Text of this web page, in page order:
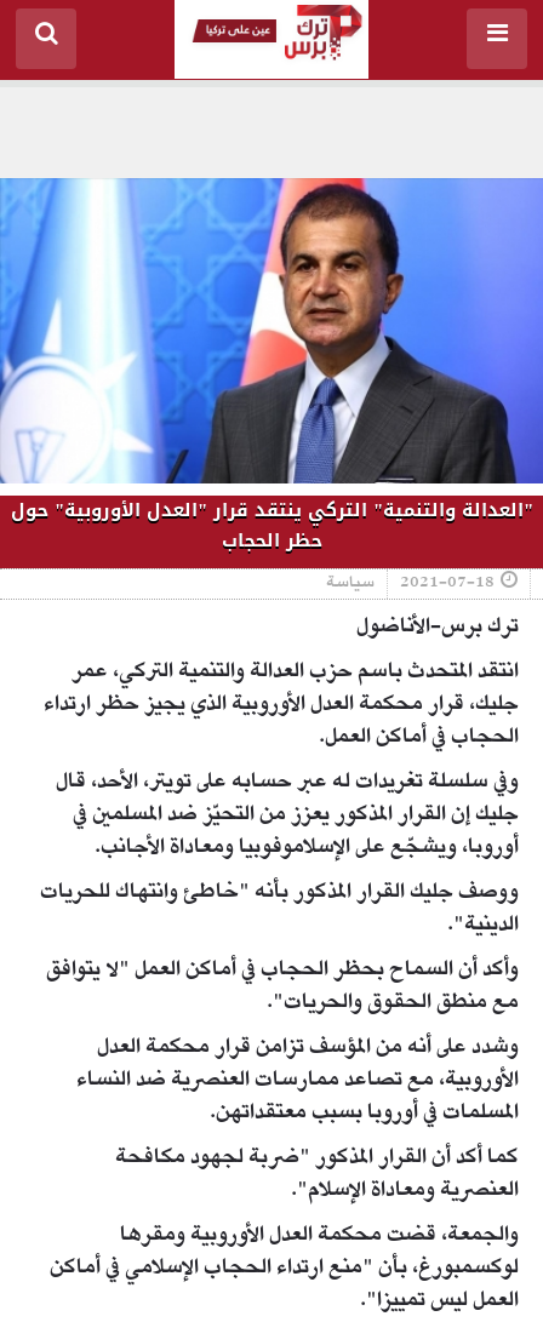
"العدالة والتنمية" التركي ينتقد قرار "العدل الأوروبية" حول
حظر الحجاب
2021-07-18 سياسة
ترك برس-الأناضول
انتقد المتحدث باسم حزب العدالة والتنمية التركي، عمر
جليك، قرار محكمة العدل الأوروبية الذي يجيز حظر ارتداء
الحجاب في أماكن العمل.
وفي سلسلة تغريدات له عبر حسابه على تويتر، الأحد، قال
جليك إن القرار المذكور يعزز من التحيّز ضد المسلمين في
أوروبا، ويشجّع على الإسلاموفوبيا ومعاداة الأجانب.
ووصف جليك القرار المذكور بأنه "خاطئ وانتهاك للحريات
الدينية".
وأكد أن السماح بحظر الحجاب في أماكن العمل "لا يتوافق
مع منطق الحقوق والحريات".
وشدد على أنه من المؤسف تزامن قرار محكمة العدل
الأوروبية، مع تصاعد ممارسات العنصرية ضد النساء
المسلمات في أوروبا بسبب معتقداتهن.
كما أكد أن القرار المذكور "ضربة لجهود مكافحة
العنصرية ومعاداة الإسلام".
والجمعة، قضت محكمة العدل الأوروبية ومقرها
لوكسمبورغ، بأن "منع ارتداء الحجاب الإسلامي في أماكن
العمل ليس تمييزا".